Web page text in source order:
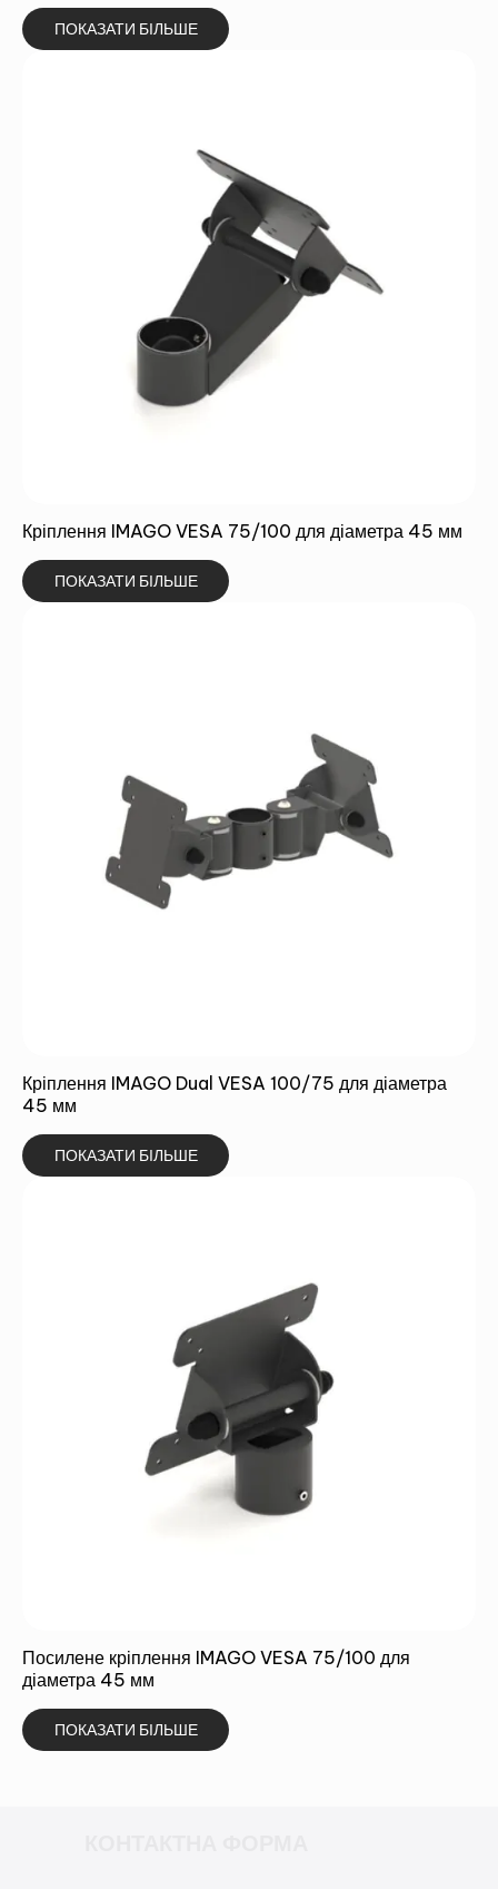
ПОКАЗАТИ БІЛЬШЕ
Кріплення IMAGO VESA 75/100 для діаметра 45 мм
ПОКАЗАТИ БІЛЬШЕ
Кріплення IMAGO Dual VESA 100/75 для діаметра
45 мм
ПОКАЗАТИ БІЛЬШЕ
Посилене кріплення IMAGO VESA 75/100 для
діаметра 45 мм
ПОКАЗАТИ БІЛЬШЕ